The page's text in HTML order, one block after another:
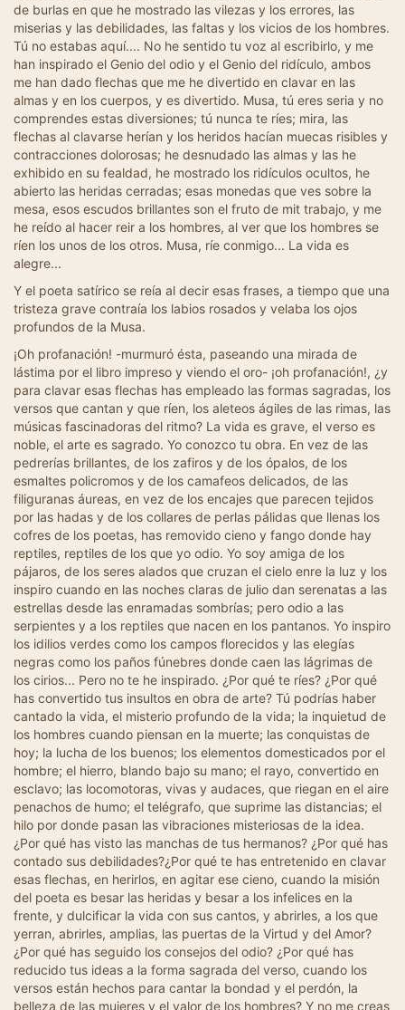
de burlas en que he mostrado las vilezas y los errores, las
miserias y las debilidades, las faltas y los vicios de los hombres.
Tú no estabas aquí.... No he sentido tu voz al escribirlo, y me
han inspirado el Genio del odio y el Genio del ridículo, ambos
me han dado flechas que me he divertido en clavar en las
almas y en los cuerpos, y es divertido. Musa, tú eres seria y no
comprendes estas diversiones; tú nunca te ríes; mira, las
flechas al clavarse herían y los heridos hacían muecas risibles y
contracciones dolorosas; he desnudado las almas y las he
exhibido en su fealdad, he mostrado los ridículos ocultos, he
abierto las heridas cerradas; esas monedas que ves sobre la
mesa, esos escudos brillantes son el fruto de mit trabajo, y me
he reído al hacer reir a los hombres, al ver que los hombres se
ríen los unos de los otros. Musa, ríe conmigo... La vida es
alegre...
Y el poeta satírico se reía al decir esas frases, a tiempo que una
tristeza grave contraía los labios rosados y velaba los ojos
profundos de la Musa.
¡Oh profanación! -murmuró ésta, paseando una mirada de
lástima por el libro impreso y viendo el oro- ¡oh profanación!, ¿y
para clavar esas flechas has empleado las formas sagradas, los
versos que cantan y que ríen, los aleteos ágiles de las rimas, las
músicas fascinadoras del ritmo? La vida es grave, el verso es
noble, el arte es sagrado. Yo conozco tu obra. En vez de las
pedrerías brillantes, de los zafiros y de los ópalos, de los
esmaltes policromos y de los camafeos delicados, de las
filiguranas áureas, en vez de los encajes que parecen tejidos
por las hadas y de los collares de perlas pálidas que llenas los
cofres de los poetas, has removido cieno y fango donde hay
reptiles, reptiles de los que yo odio. Yo soy amiga de los
pájaros, de los seres alados que cruzan el cielo enre la luz y los
inspiro cuando en las noches claras de julio dan serenatas a las
estrellas desde las enramadas sombrías; pero odio a las
serpientes y a los reptiles que nacen en los pantanos. Yo inspiro
los idilios verdes como los campos florecidos y las elegías
negras como los paños fúnebres donde caen las lágrimas de
los cirios... Pero no te he inspirado. ¿Por qué te ríes? ¿Por qué
has convertido tus insultos en obra de arte? Tú podrías haber
cantado la vida, el misterio profundo de la vida; la inquietud de
los hombres cuando piensan en la muerte; las conquistas de
hoy; la lucha de los buenos; los elementos domesticados por el
hombre; el hierro, blando bajo su mano; el rayo, convertido en
esclavo; las locomotoras, vivas y audaces, que riegan en el aire
penachos de humo; el telégrafo, que suprime las distancias; el
hilo por donde pasan las vibraciones misteriosas de la idea.
¿Por qué has visto las manchas de tus hermanos? ¿Por qué has
contado sus debilidades?¿Por qué te has entretenido en clavar
esas flechas, en herirlos, en agitar ese cieno, cuando la misión
del poeta es besar las heridas y besar a los infelices en la
frente, y dulcificar la vida con sus cantos, y abrirles, a los que
yerran, abrirles, amplias, las puertas de la Virtud y del Amor?
¿Por qué has seguido los consejos del odio? ¿Por qué has
reducido tus ideas a la forma sagrada del verso, cuando los
versos están hechos para cantar la bondad y el perdón, la
belleza de las mujeres y el valor de los hombres? Y no me creas